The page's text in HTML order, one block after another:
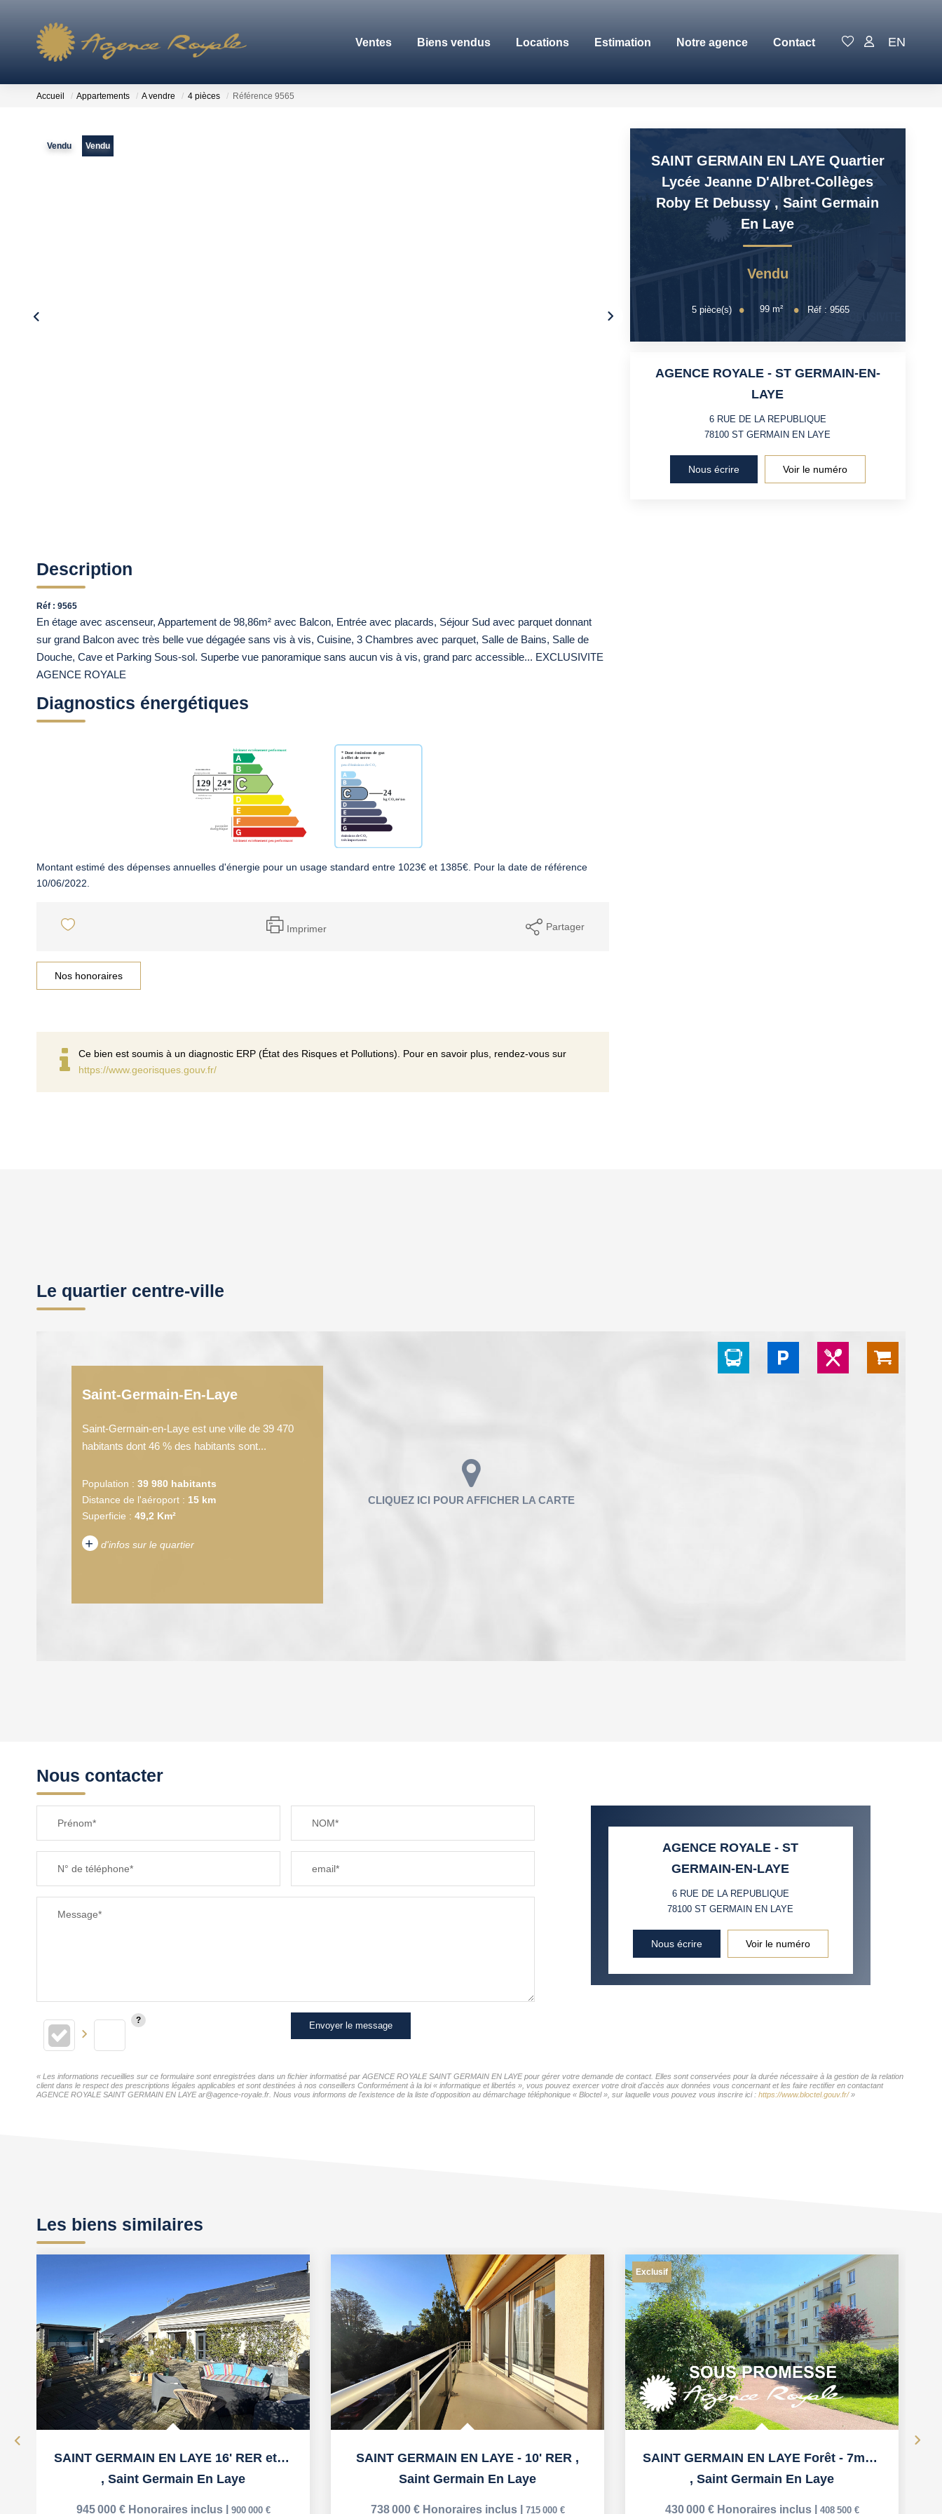
Ventes Biens vendus Locations Estimation Notre agence Contact EN
Accueil Appartements A vendre 4 pièces Référence 9565
Vendu Vendu
Description
Réf : 9565
En étage avec ascenseur, Appartement de 98,86m² avec Balcon, Entrée avec placards, Séjour Sud avec parquet donnant
sur grand Balcon avec très belle vue dégagée sans vis à vis, Cuisine, 3 Chambres avec parquet, Salle de Bains, Salle de
Douche, Cave et Parking Sous-sol. Superbe vue panoramique sans aucun vis à vis, grand parc accessible... EXCLUSIVITE
AGENCE ROYALE
Diagnostics énergétiques
Montant estimé des dépenses annuelles d'énergie pour un usage standard entre 1023€ et 1385€. Pour la date de référence
10/06/2022.
Imprimer Partager
Nos honoraires
Ce bien est soumis à un diagnostic ERP (État des Risques et Pollutions). Pour en savoir plus, rendez-vous sur
https://www.georisques.gouv.fr/
SAINT GERMAIN EN LAYE Quartier
Lycée Jeanne D'Albret-Collèges
Roby Et Debussy ,Saint Germain
En Laye
Vendu
5 pièce(s) 99 m² Réf : 9565
AGENCE ROYALE - ST GERMAIN-EN-
LAYE
6 RUE DE LA REPUBLIQUE
78100ST GERMAIN EN LAYE
Nous écrire Voir le numéro
Le quartier centre-ville
Saint-Germain-En-Laye
Saint-Germain-en-Laye est une ville de 39 470
habitants dont 46 % des habitants sont...
Population : 39 980 habitants
Distance de l'aéroport : 15 km
Superficie : 49,2 Km²
+ d'infos sur le quartier
TAXE FONCIÈRE
RESTAURANTS ET CAFÉS COMMERCES
Nous contacter
Prénom* NOM*
N° de téléphone* email*
Message*
Envoyer le message
AGENCE ROYALE - ST
GERMAIN-EN-LAYE
6 RUE DE LA REPUBLIQUE
78100ST GERMAIN EN LAYE
Nous écrire Voir le numéro
« Les informations recueillies sur ce formulaire sont enregistrées dans un fichier informatisé par AGENCE ROYALE SAINT GERMAIN EN LAYE pour gérer votre demande de contact. Elles sont conservées pour la durée nécessaire à la gestion de la relation
client dans le respect des prescriptions légales applicables et sont destinées à nos conseillers Conformément à la loi « informatique et libertés », vous pouvez exercer votre droit d'accès aux données vous concernant et les faire rectifier en contactant
AGENCE ROYALE SAINT GERMAIN EN LAYE ar@agence-royale.fr. Nous vous informons de l'existence de la liste d'opposition au démarchage téléphonique « Bloctel », sur laquelle vous pouvez vous inscrire ici : https://www.bloctel.gouv.fr/»
Les biens similaires
SAINT GERMAIN EN LAYE 16' RER et 5' de la gare du Tramway
, Saint Germain En Laye
945 000 € Honoraires inclus 900 000 €
SAINT GERMAIN EN LAYE - 10' RER ,
Saint Germain En Laye
738 000 € Honoraires inclus 715 000 €
Exclusif
SAINT GERMAIN EN LAYE Forêt - 7mn RER
, Saint Germain En Laye
430 000 € Honoraires inclus 408 500 €